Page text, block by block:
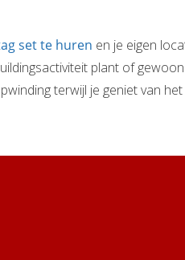
set te huren en je eigen
plant of
terwijl je geniet van